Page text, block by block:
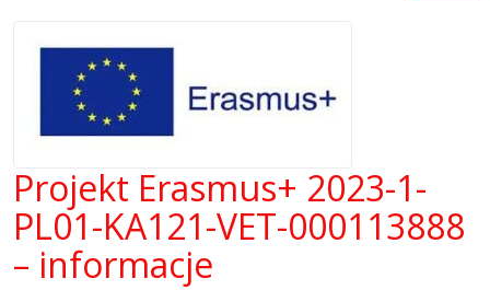
Projekt Erasmus+ 2023-1-
PL01-KA121-VET-000113888
– informacje